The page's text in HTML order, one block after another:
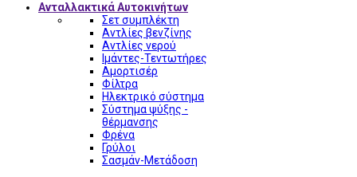
Ανταλλακτικά Αυτοκινήτων
Σετ συμπλέκτη
Αντλίες βενζίνης
Αντλίες νερού
Ιμάντες-Τεντωτήρες
Αμορτισέρ
Φίλτρα
Ηλεκτρικό σύστημα
Σύστημα ψύξης -
θέρμανσης
Φρένα
Γρύλοι
Σασμάν-Μετάδοση